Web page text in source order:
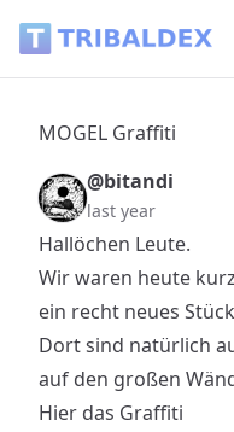
MOGEL Graffiti
@bitandi
last year
Hallöchen Leute.
Wir waren heute
ein recht neues
Dort sind natürlich
auf den großen
Hier das Graffiti